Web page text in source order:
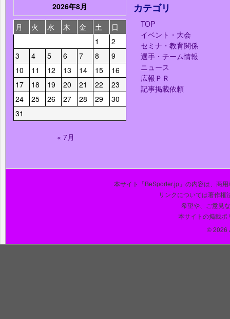
2026年8月
月
火 水 木 金 土
日
1
2
3
4 5 6 7 8
9
10
11 12 13 14 15
16
17
18 19 20 21 22
23
24
25 26 27 28 29
30
31
« 7月
カテゴリ
TOP
イベント・大会
セミナ・教育関係
選手・チーム情報
ニュース
広報ＰＲ
記事掲載依頼
本サイト「BeSporter.jp」の内容は、商
リンクについては著作権
希望や、ご意見
本サイトの掲載ポ
© 2026